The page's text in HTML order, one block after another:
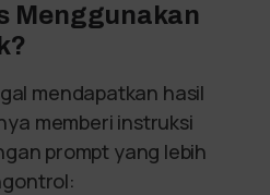
Menggunakan
mendapatkan hasil
memberi instruksi
prompt yang lebih